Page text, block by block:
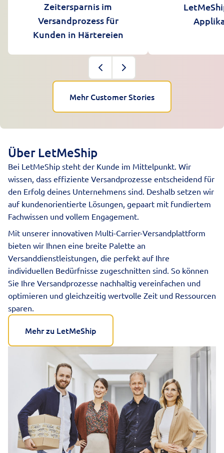
Zeitersparnis im
Versandprozess für
Kunden in Härtereien
Mehr Customer Stories
Über LetMeShip
Bei LetMeShip steht der Kunde im Mittelpunkt. Wir
wissen, dass effiziente Versandprozesse entscheidend für
den Erfolg deines Unternehmens sind. Deshalb setzen wir
auf kundenorientierte Lösungen, gepaart mit fundiertem
Fachwissen und vollem Engagement.
Mit unserer innovativen Multi-Carrier-Versandplattform
bieten wir Ihnen eine breite Palette an
Versanddienstleistungen, die perfekt auf Ihre
individuellen Bedürfnisse zugeschnitten sind. So können
Sie Ihre Versandprozesse nachhaltig vereinfachen und
optimieren und gleichzeitig wertvolle Zeit und Ressourcen
sparen.
Mehr zu LetMeShip